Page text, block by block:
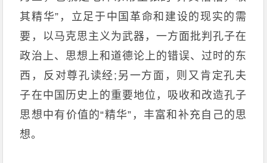
其精华”，立足于中国革命和建设的现实的需
要，以马克思主义为武器，一方面批判孔子在
政治上、思想上和道德论上的错误、过时的东
西，反对尊孔读经;另一方面，则又肯定孔夫
子在中国历史上的重要地位，吸收和改造孔子
思想中有价值的“精华”，丰富和补充自己的思
想。